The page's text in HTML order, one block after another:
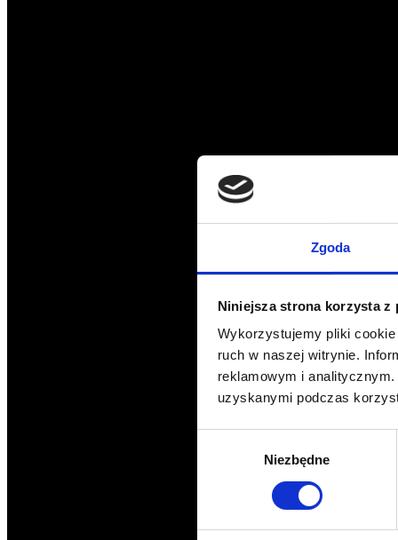
Zgoda
Niniejsza strona korzysta z
Wykorzystujemy pliki
ruch w naszej witrynie.
reklamowym i
uzyskanymi podczas
Niezbędne